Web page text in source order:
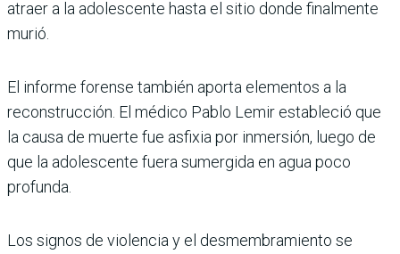
atraer a la adolescente hasta el sitio donde finalmente
murió.
El informe forense también aporta elementos a la
reconstrucción. El médico Pablo Lemir estableció que
la causa de muerte fue asfixia por inmersión, luego de
que la adolescente fuera sumergida en agua poco
profunda.
Los signos de violencia y el desmembramiento se